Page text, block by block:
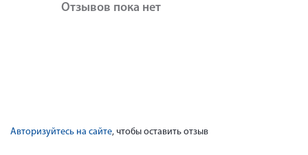
Отзывов пока нет
Авторизуйтесь на сайте, чтобы оставить отзыв